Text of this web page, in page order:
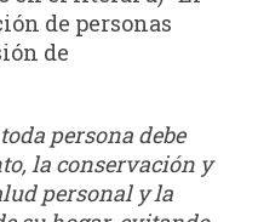
de personas
de
toda persona debe
la conservación y
personal y la